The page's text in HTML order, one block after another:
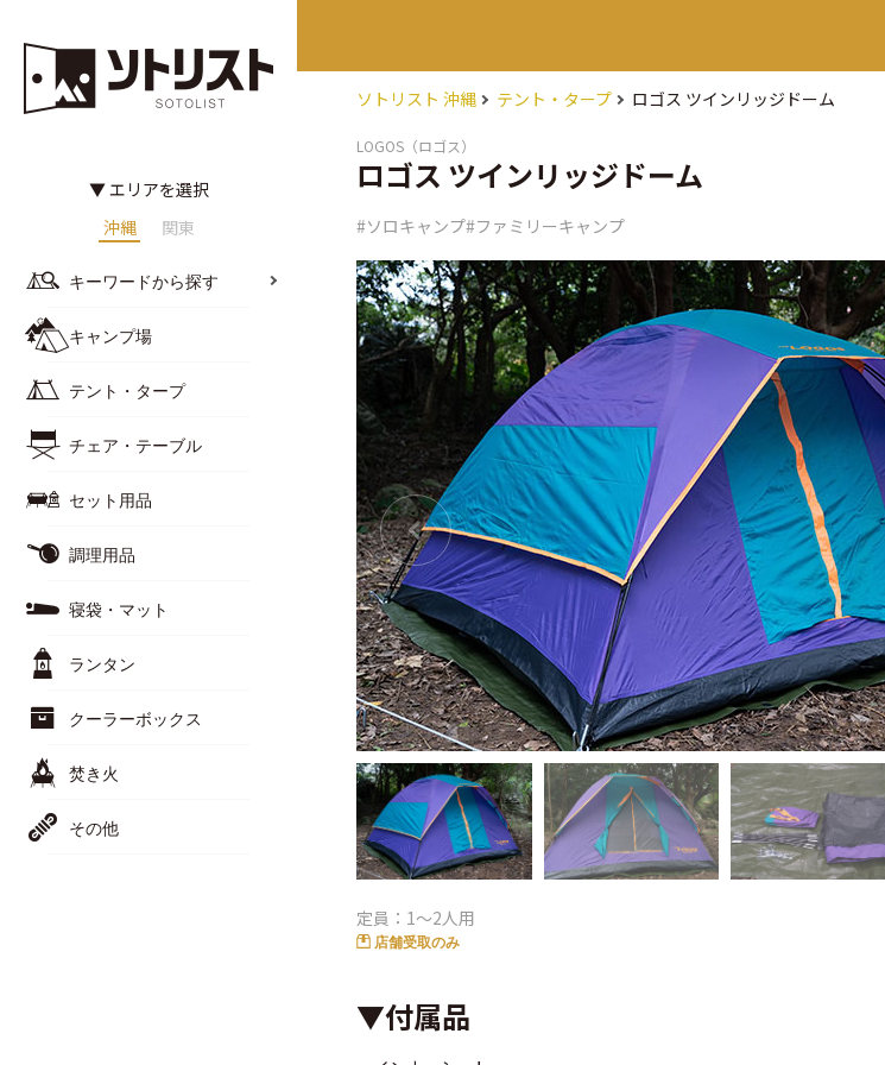
ソトリスト 沖縄 テント・タープ ロゴス ツインリッジドーム
LOGOS（ロゴス）
ロゴス ツインリッジドーム
#ソロキャンプ#ファミリーキャンプ
定員：1〜2人用
店舗受取のみ
▼付属品
▼ エリアを選択
沖縄
関東
キーワードから探す
キャンプ場
テント・タープ
チェア・テーブル
セット用品
調理用品
寝袋・マット
ランタン
クーラーボックス
焚き火
その他